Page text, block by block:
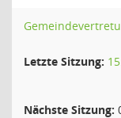
Letzte Sitzung:
Nächste Sitzung: